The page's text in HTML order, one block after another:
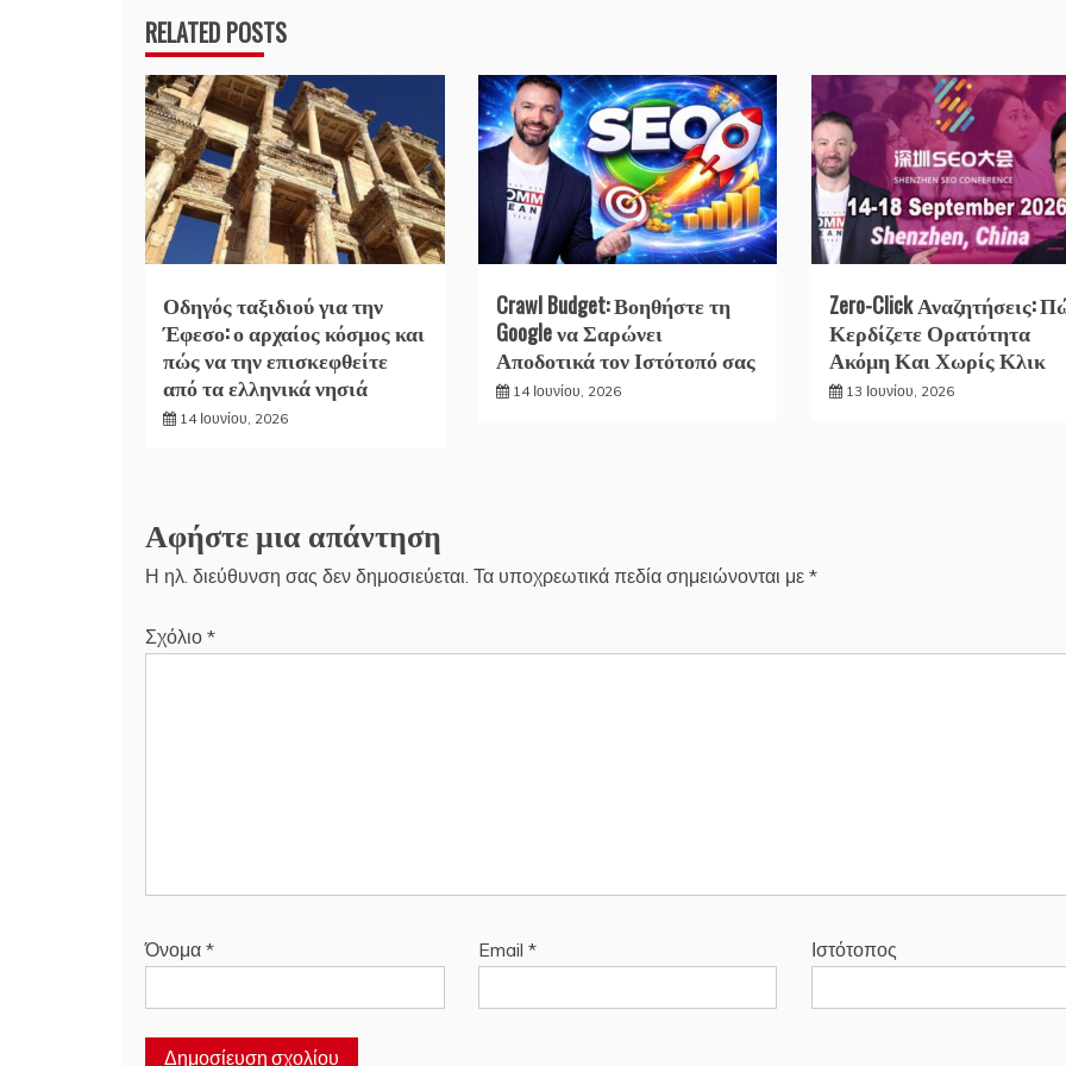
RELATED POSTS
Οδηγός ταξιδιού για την
Έφεσο: ο αρχαίος κόσμος και
πώς να την επισκεφθείτε
από τα ελληνικά νησιά
14 Ιουνίου, 2026
Crawl Budget: Βοηθήστε τη
Google να Σαρώνει
Αποδοτικά τον Ιστότοπό σας
14 Ιουνίου, 2026
Zero-Click Αναζητήσεις:
Κερδίζετε Ορατότητα
Ακόμη Και Χωρίς Κλικ
13 Ιουνίου, 2026
Αφήστε μια απάντηση
Η ηλ. διεύθυνση σας δεν δημοσιεύεται. Τα υποχρεωτικά πεδία σημειώνονται με *
Σχόλιο *
Όνομα * Email * Ιστότοπος